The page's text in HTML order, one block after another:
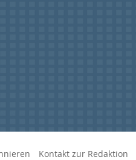
Kontakt zur Redaktion